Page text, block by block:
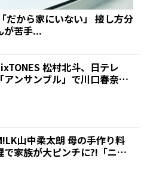
だから家にいない」 接し方分
が苦手...
松村北斗、日テレ
「アンサンブル」で川口春奈と
山中柔太朗 母の手作り料
で家族が大ピンチに?!「ニラ